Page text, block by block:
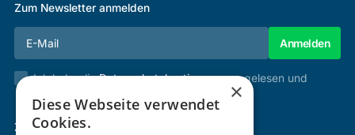
Zum Newsletter anmelden
Ich habe dieDatenschutzbestimmungengelesen und
Zertifizierung & Verifikation
×
Diese Webseite verwendet
Cookies.